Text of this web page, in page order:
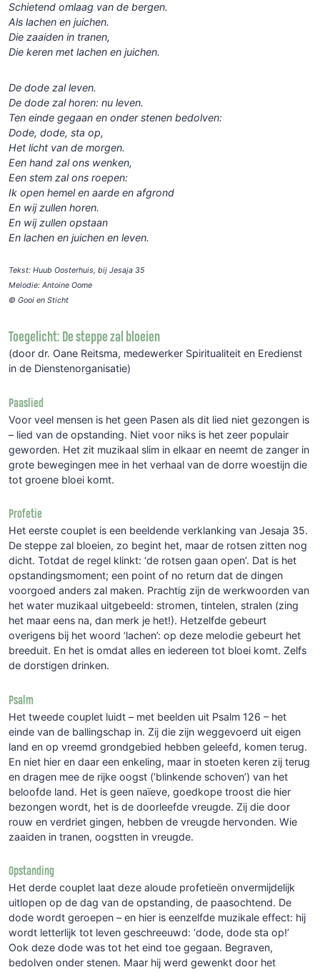
Schietend omlaag van de bergen.
Als lachen en juichen.
Die zaaiden in tranen,
Die keren met lachen en juichen.
De dode zal leven.
De dode zal horen: nu leven.
Ten einde gegaan en onder stenen bedolven:
Dode, dode, sta op,
Het licht van de morgen.
Een hand zal ons wenken,
Een stem zal ons roepen:
Ik open hemel en aarde en afgrond
En wij zullen horen.
En wij zullen opstaan
En lachen en juichen en leven.
Tekst: Huub Oosterhuis, bij Jesaja 35
Melodie: Antoine Oome
© Gooi en Sticht
Toegelicht: De steppe zal bloeien
(door dr. Oane Reitsma, medewerker Spiritualiteit en Eredienst
in de Dienstenorganisatie)
Paaslied
Voor veel mensen is het geen Pasen als dit lied niet gezongen is
– lied van de opstanding. Niet voor niks is het zeer populair
geworden. Het zit muzikaal slim in elkaar en neemt de zanger in
grote bewegingen mee in het verhaal van de dorre woestijn die
tot groene bloei komt.
Profetie
Het eerste couplet is een beeldende verklanking van Jesaja 35.
De steppe zal bloeien, zo begint het, maar de rotsen zitten nog
dicht. Totdat de regel klinkt: ‘de rotsen gaan open’. Dat is het
opstandingsmoment; een point of no return dat de dingen
voorgoed anders zal maken. Prachtig zijn de werkwoorden van
het water muzikaal uitgebeeld: stromen, tintelen, stralen (zing
het maar eens na, dan merk je het!). Hetzelfde gebeurt
overigens bij het woord ‘lachen’: op deze melodie gebeurt het
breeduit. En het is omdat alles en iedereen tot bloei komt. Zelfs
de dorstigen drinken.
Psalm
Het tweede couplet luidt – met beelden uit Psalm 126 – het
einde van de ballingschap in. Zij die zijn weggevoerd uit eigen
land en op vreemd grondgebied hebben geleefd, komen terug.
En niet hier en daar een enkeling, maar in stoeten keren zij terug
en dragen mee de rijke oogst (‘blinkende schoven’) van het
beloofde land. Het is geen naïeve, goedkope troost die hier
bezongen wordt, het is de doorleefde vreugde. Zij die door
rouw en verdriet gingen, hebben de vreugde hervonden. Wie
zaaiden in tranen, oogstten in vreugde.
Opstanding
Het derde couplet laat deze aloude profetieën onvermijdelijk
uitlopen op de dag van de opstanding, de paasochtend. De
dode wordt geroepen – en hier is eenzelfde muzikale effect: hij
wordt letterlijk tot leven geschreeuwd: ‘dode, dode sta op!’
Ook deze dode was tot het eind toe gegaan. Begraven,
bedolven onder stenen. Maar hij werd gewenkt door het